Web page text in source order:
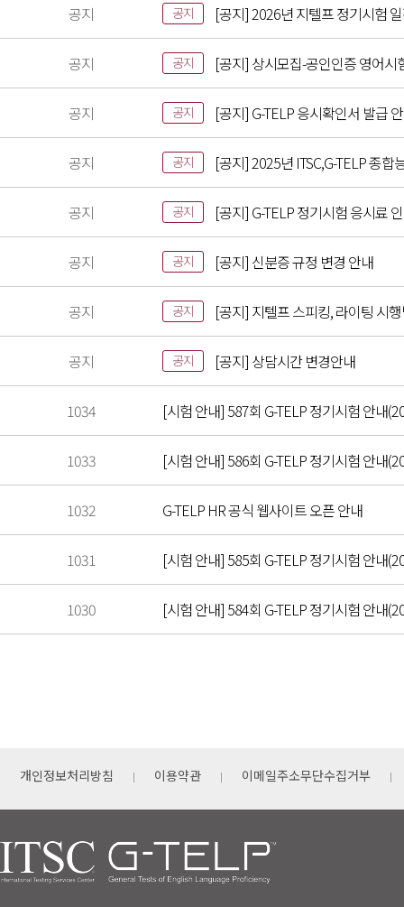
공지 공지 [공지] 2026년 지텔프 정기시험
공지 공지 [공지] 상시모집-공인인증 영어시
공지 공지 [공지] G-TELP 응시확인서 발급
공지 공지 [공지] 2025년 ITSC,G-TELP 종합
공지 공지 [공지] G-TELP 정기시험 응시료
공지 공지 [공지] 신분증 규정 변경 안내
공지 공지 [공지] 지텔프 스피킹, 라이팅 시
공지 공지 [공지] 상담시간 변경안내
1034 [시험 안내] 587회 G-TELP 정기시험 안내
1033 [시험 안내] 586회 G-TELP 정기시험 안내
1032 G-TELP HR 공식 웹사이트 오픈 안내
1031 [시험 안내] 585회 G-TELP 정기시험 안내
1030 [시험 안내] 584회 G-TELP 정기시험 안내
개인정보처리방침 이용약관 이메일주소무단수집거부